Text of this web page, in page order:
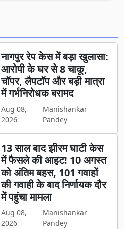
नागपुर रेप केस में बड़ा खुलासा:
आरोपी के घर से 8 चाकू,
चॉपर, लैपटॉप और बड़ी मात्रा
में गर्भनिरोधक बरामद
Aug 08,
2026
Manishankar
Pandey
13 साल बाद झीरम घाटी केस
में फैसले की आहट! 10 अगस्त
को अंतिम बहस, 101 गवाहों
की गवाही के बाद निर्णायक दौर
में पहुंचा मामला
Aug 08,
2026
Manishankar
Pandey